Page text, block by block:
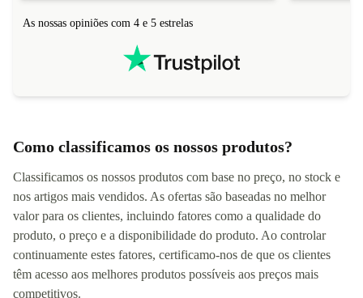
As nossas opiniões com 4 e 5 estrelas
Como classificamos os nossos produtos?
Classificamos os nossos produtos com base no preço, no stock e
nos artigos mais vendidos. As ofertas são baseadas no melhor
valor para os clientes, incluindo fatores como a qualidade do
produto, o preço e a disponibilidade do produto. Ao controlar
continuamente estes fatores, certificamo-nos de que os clientes
têm acesso aos melhores produtos possíveis aos preços mais
competitivos.